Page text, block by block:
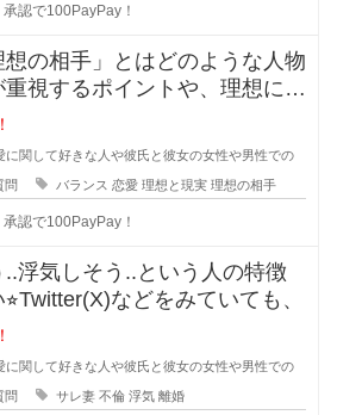
認で100PayPay！
の相手」とはどのような人物
視するポイントや、理想に近
スがあれば教え
に関して好きな人や彼氏と彼女の女性や男性での
問 バランス 恋愛 理想と現実 理想の相手
認で100PayPay！
浮気しそう..という人の特徴
などをみていても、
に関して好きな人や彼氏と彼女の女性や男性での
問 サレ妻 不倫 浮気 離婚